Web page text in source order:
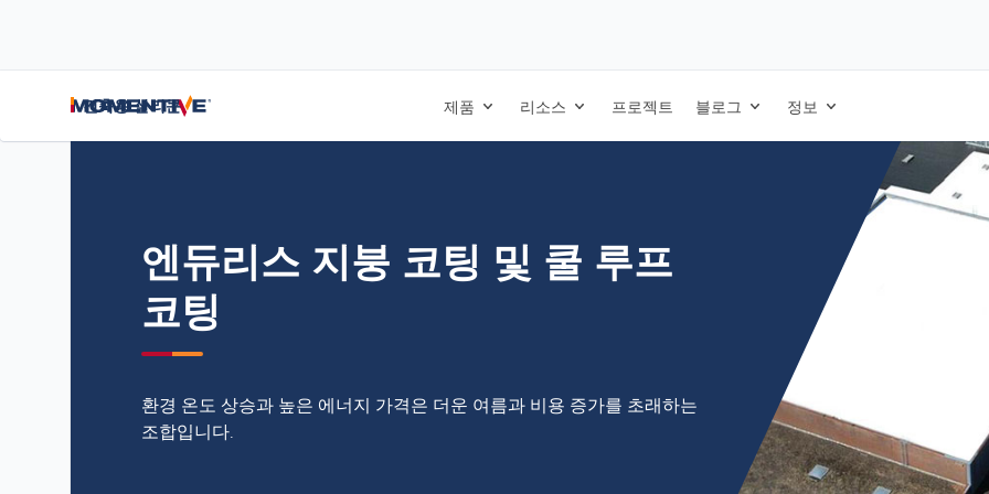
건축용 실리콘 제품 리소스 프로젝트 블로그 정보
홈 블로그 사례 연구
엔듀리스 지붕 코팅 및 쿨 루프
코팅
환경 온도 상승과 높은 에너지 가격은 더운 여름과 비용 증가를 초래하는
조합입니다.